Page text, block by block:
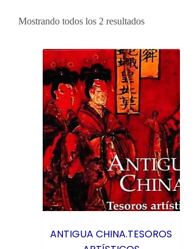
Mostrando todos los 2 resultados
ANTIGUA CHINA.TESOROS